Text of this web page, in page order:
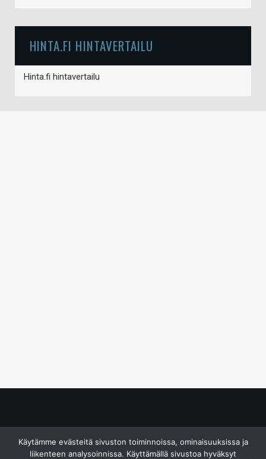
HINTA.FI HINTAVERTAILU
Hinta.fi hintavertailu
Käytämme evästeitä sivuston toiminnoissa, ominaisuuksissa ja
liikenteen analysoinnissa. Käyttämällä sivustoa hyväksyt